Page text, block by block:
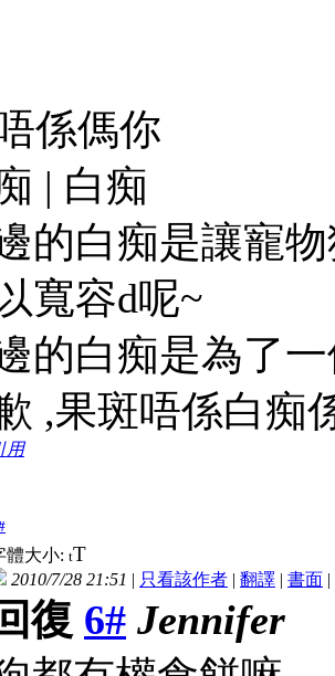
係傌你
| 白痴
的白痴是讓寵
寬容d呢~
的白痴是為了
,果斑唔係白痴
用
體大小: tT
2010/7/28 21:51 | 只看該作者 | 翻譯 | 書面 |
復 6# Jennifer